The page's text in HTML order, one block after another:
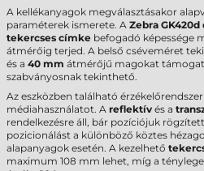
A kellékanyagok megválasztásakor
paraméterek ismerete. A Zebra
tekercses címke befogadó képessége
átmérőig terjed. A belső cséveméret
és a 40 mm átmérőjű magokat
szabványosnak tekinthető.
Az eszközben található
médiahasználatot. A reflektív és a
rendelkezésre áll, bár pozíciójuk
pozicionálást a különböző köztes
alapanyagok esetén. A kezelhető
maximum 108 mm lehet, míg a